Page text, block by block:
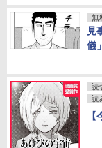
無
見
儀
読
読